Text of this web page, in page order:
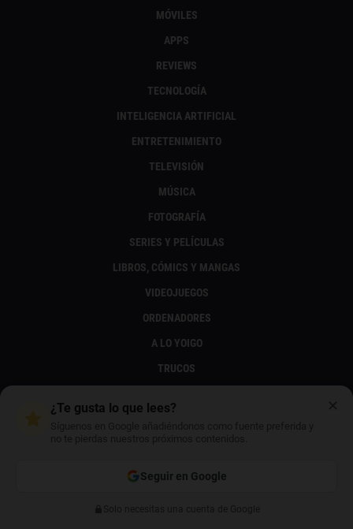
MÓVILES
APPS
REVIEWS
TECNOLOGÍA
INTELIGENCIA ARTIFICIAL
ENTRETENIMIENTO
TELEVISIÓN
MÚSICA
FOTOGRAFÍA
SERIES Y PELÍCULAS
LIBROS, CÓMICS Y MANGAS
VIDEOJUEGOS
ORDENADORES
A LO YOIGO
TRUCOS
GLOSARIOS
¿Te gusta lo que lees?
Seguir en Google